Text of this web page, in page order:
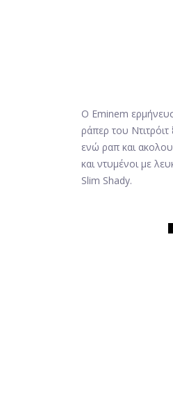
Ο Eminem
ράπερ του
ενώ ραπ και
και ντυμένοι με
Slim Shady.